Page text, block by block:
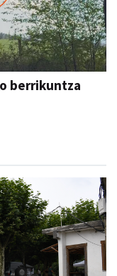
berrikuntza